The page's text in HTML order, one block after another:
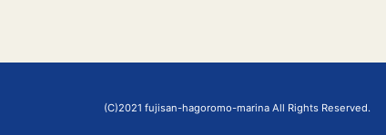
(C)2021 fujisan-hagoromo-marina All Rights Reserved.